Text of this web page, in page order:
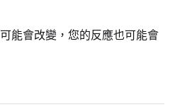
能會改變，您的反應也可能會